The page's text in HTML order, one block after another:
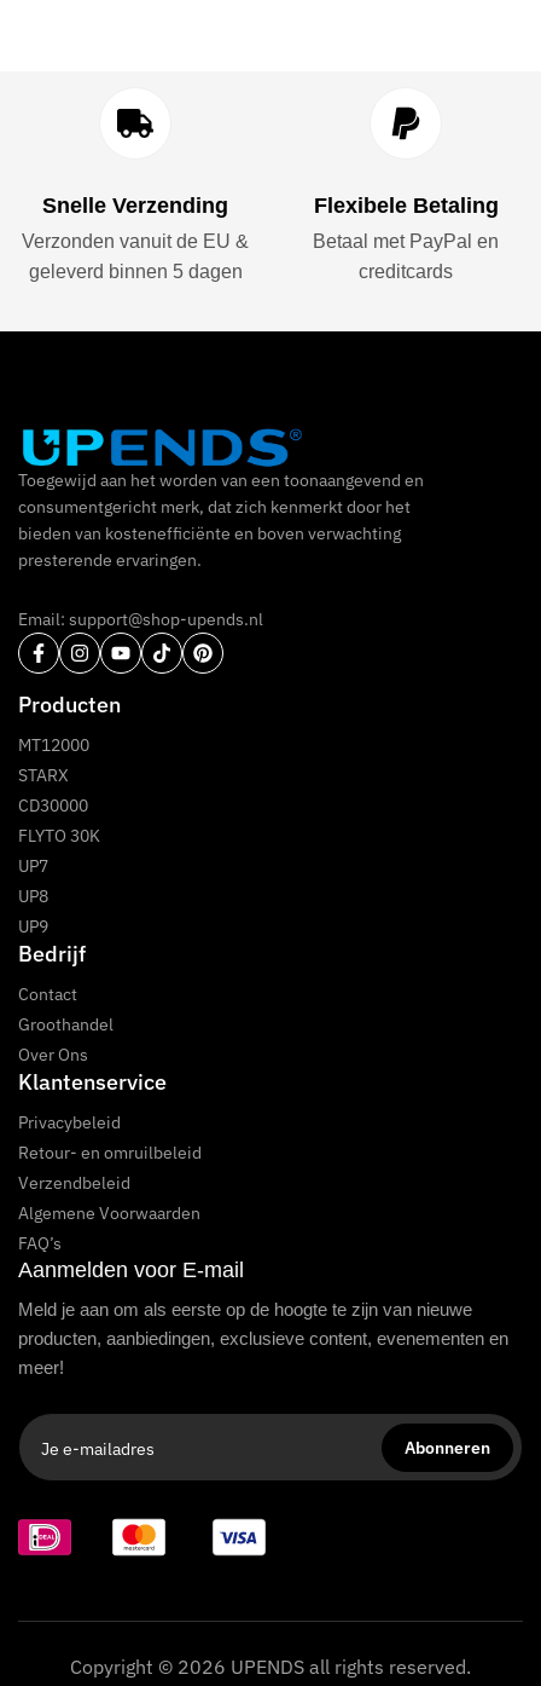
Snelle Verzending
Verzonden vanuit de EU &
geleverd binnen 5 dagen
Flexibele Betaling
Betaal met PayPal en
creditcards
Toegewijd aan het worden van een toonaangevend en
consumentgericht merk, dat zich kenmerkt door het
bieden van kostenefficiënte en boven verwachting
presterende ervaringen.
Email: support@shop-upends.nl
Producten
MT12000
STARX
CD30000
FLYTO 30K
UP7
UP8
UP9
Bedrijf
Contact
Groothandel
Over Ons
Klantenservice
Privacybeleid
Retour- en omruilbeleid
Verzendbeleid
Algemene Voorwaarden
FAQ’s
Aanmelden voor E-mail
Meld je aan om als eerste op de hoogte te zijn van nieuwe
producten, aanbiedingen, exclusieve content, evenementen en
meer!
Copyright © 2026 UPENDS all rights reserved.